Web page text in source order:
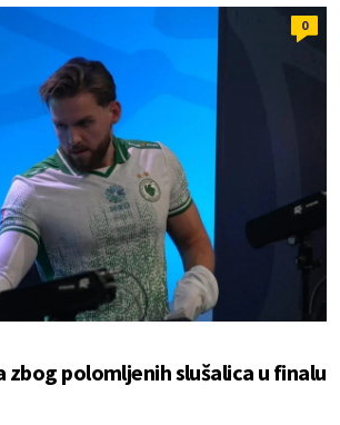
0
zbog polomljenih slušalica u finalu